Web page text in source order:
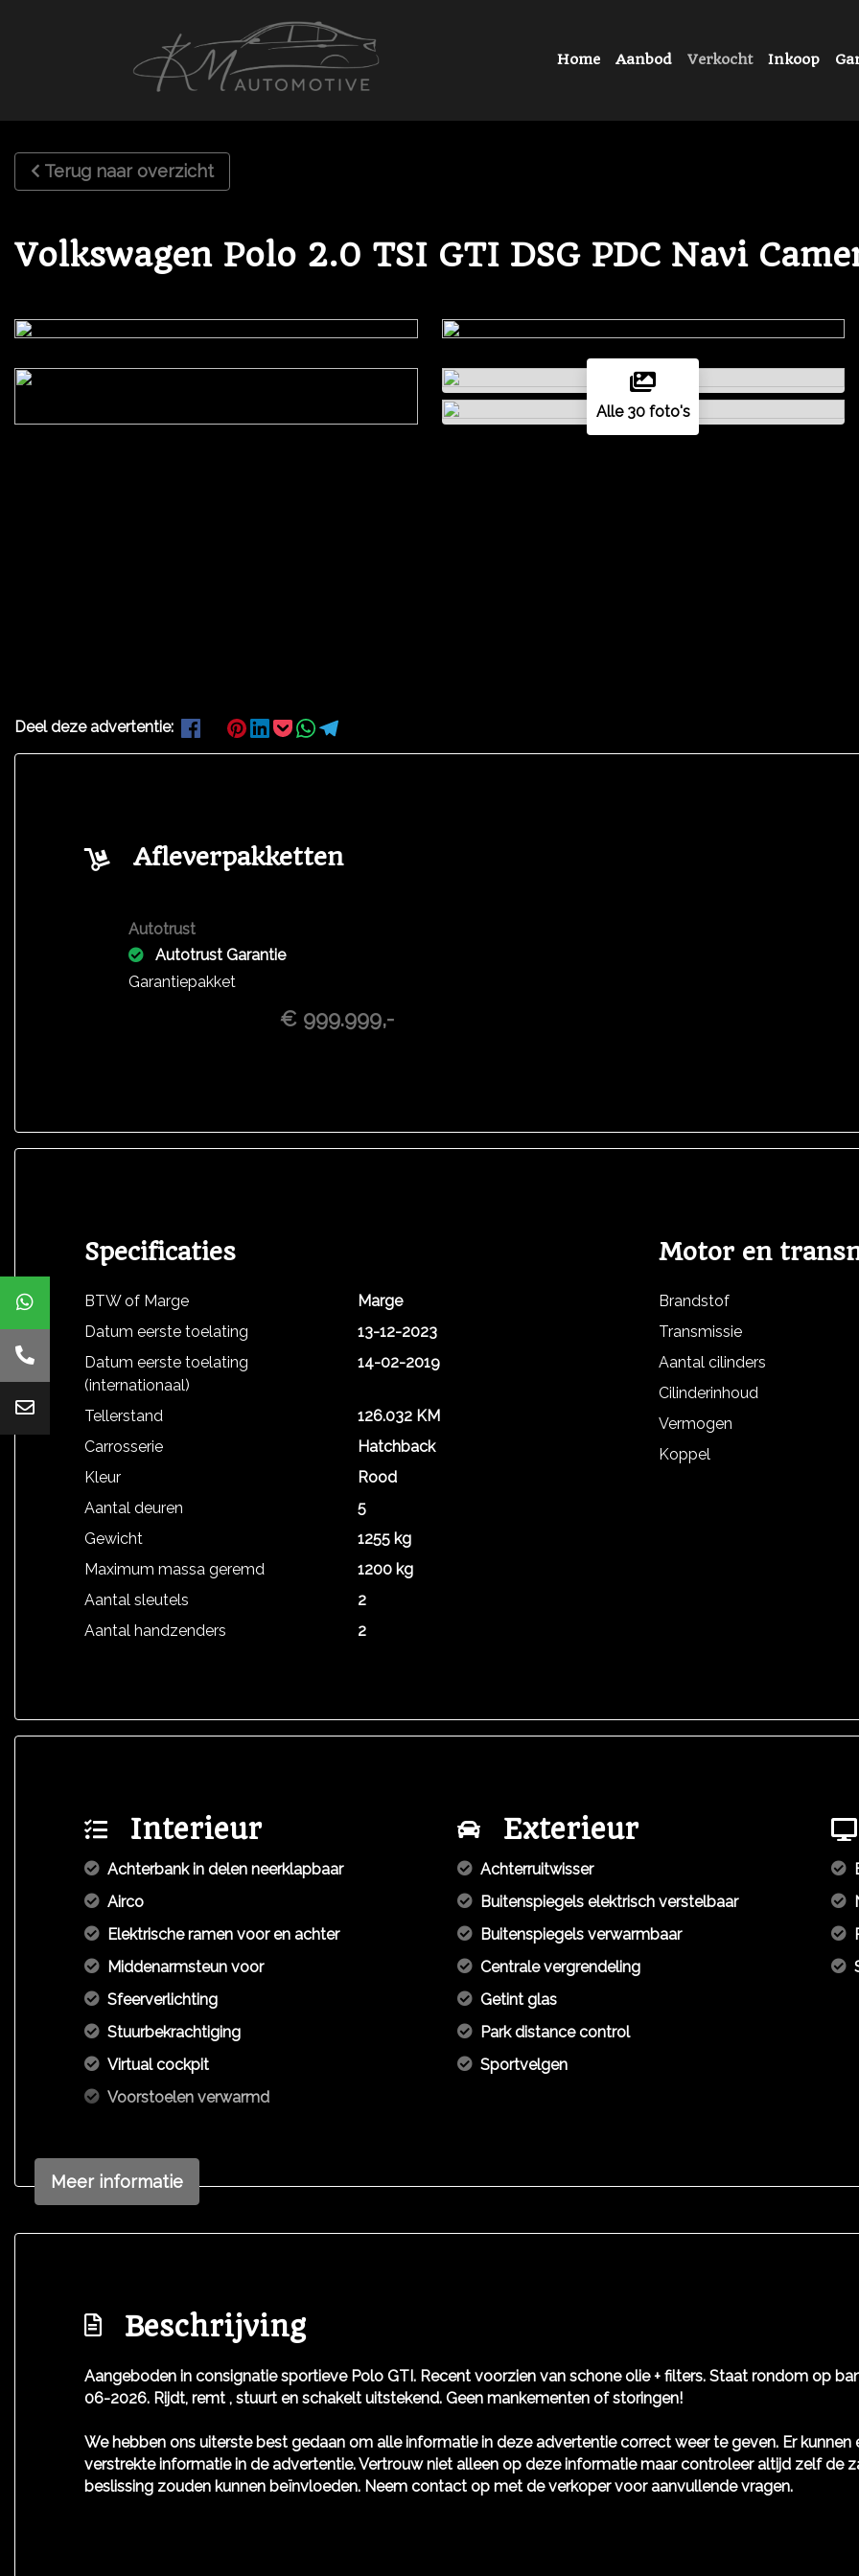
Home Aanbod Verkocht Inkoop
Terug naar overzicht
Volkswagen Polo 2.0 TSI GTI DSG PDC Navi
Alle 30 foto's
Deel deze advertentie:
Afleverpakketten
Autotrust
Autotrust Garantie
Garantiepakket
€ 999.999,-
Specificaties
BTW of Marge
Marge
Datum eerste toelating
13-12-2023
Datum eerste toelating
(internationaal)
14-02-2019
Tellerstand
126.032 KM
Carrosserie
Hatchback
Kleur
Rood
Aantal deuren
5
Gewicht
1255 kg
Maximum massa geremd
1200 kg
Aantal sleutels
2
Aantal handzenders
2
Motor en
Brandstof
Transmissie
Aantal cilinders
Cilinderinhoud
Vermogen
Koppel
Interieur
Achterbank in delen neerklapbaar
Airco
Elektrische ramen voor en achter
Middenarmsteun voor
Sfeerverlichting
Stuurbekrachtiging
Virtual cockpit
Voorstoelen verwarmd
Exterieur
Achterruitwisser
Buitenspiegels elektrisch verstelbaar
Buitenspiegels verwarmbaar
Centrale vergrendeling
Getint glas
Park distance control
Sportvelgen
Meer informatie
Beschrijving
Aangeboden in consignatie sportieve Polo GTI. Recent voorzien van schone olie + filters. Staat rondom op
06-2026. Rijdt, remt , stuurt en schakelt uitstekend. Geen mankementen of storingen!
We hebben ons uiterste best gedaan om alle informatie in deze advertentie correct weer te geven. Er
verstrekte informatie in de advertentie. Vertrouw niet alleen op deze informatie maar controleer altijd zelf de
beslissing zouden kunnen beïnvloeden. Neem contact op met de verkoper voor aanvullende vragen.